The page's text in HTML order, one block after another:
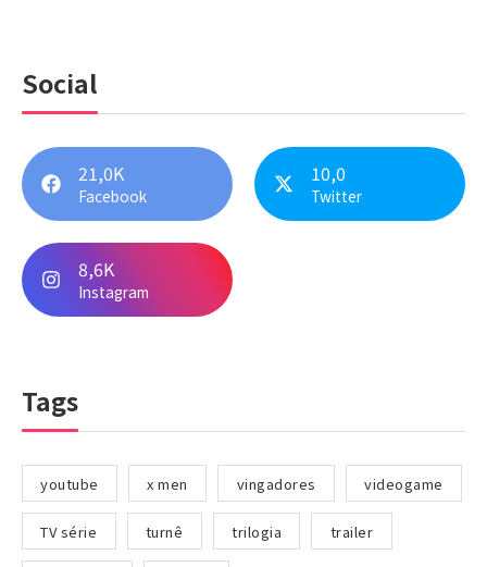
Social
21,0K
Facebook
10,0
Twitter
8,6K
Instagram
Tags
youtube x men vingadores videogame
TV série turnê trilogia trailer